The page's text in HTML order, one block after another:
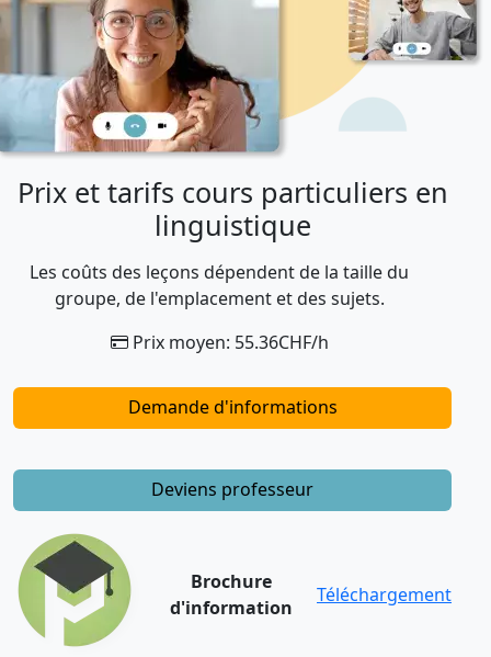
Prix et tarifs cours particuliers en
linguistique
Les coûts des leçons dépendent de la taille du
groupe, de l'emplacement et des sujets.
Prix moyen: 55.36CHF/h
Demande d'informations
Deviens professeur
Brochure
d'information
Téléchargement